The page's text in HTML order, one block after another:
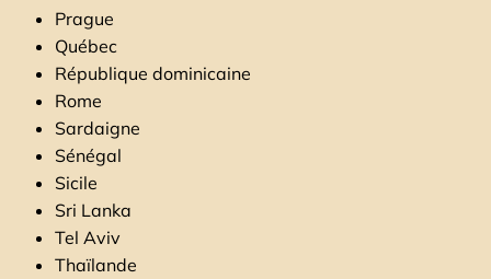
Prague
Québec
République dominicaine
Rome
Sardaigne
Sénégal
Sicile
Sri Lanka
Tel Aviv
Thaïlande